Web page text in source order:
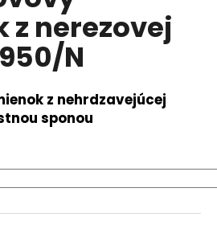
z nerezovej
N
z nehrdzavejúcej
sponou
HĽADAŤ